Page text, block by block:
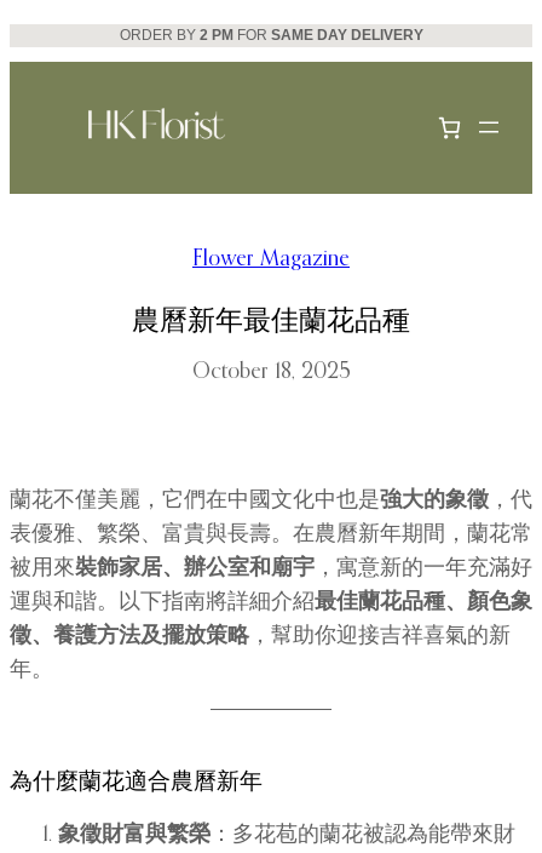
Skip
to
ORDER BY 2 PM FOR SAME DAY DELIVERY
Flower Magazine
農曆新年最佳蘭花品種
October 18, 2025
蘭花不僅美麗，它們在中國文化中也是強大的象徵 ，代
表優雅、繁榮、富貴與長壽。在農曆新年期間，蘭花常
被用來裝飾家居、辦公室和廟宇 ，寓意新的一年充滿好
運與和諧。以下指南將詳細介紹最佳蘭花品種、顏色象
徵、養護方法及擺放策略 ，幫助你迎接吉祥喜氣的新
年。
為什麼蘭花適合農曆新年
象徵財富與繁榮 ：多花苞的蘭花被認為能帶來財